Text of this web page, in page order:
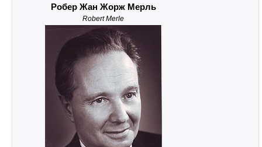
Робер Жан Жорж Мерль
Robert Merle